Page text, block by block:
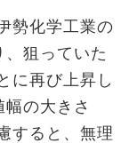
勢化学工業の
、狙っていた
に再び上昇し
の大きさ
すると、無理